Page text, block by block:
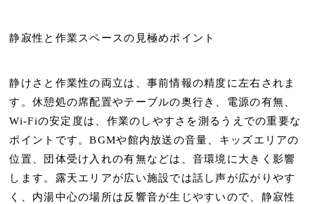
静寂性と作業スペースの見極めポイント
静けさと作業性の両立は、事前情報の精度に左右されま
す。 休憩処の席配置やテーブルの奥行き
、電源の有無、
Wi‑Fiの安定度は、作業のしやすさを測るうえでの重要な
ポイントです。BGMや館内放送の音量、キッズエリアの
位置、団体受け入れの有無などは、音環境に大きく影響
します。露天エリアが広い施設では話し声が広がりやす
く、内湯中心の場所は反響音が生じやすいので、 静寂性